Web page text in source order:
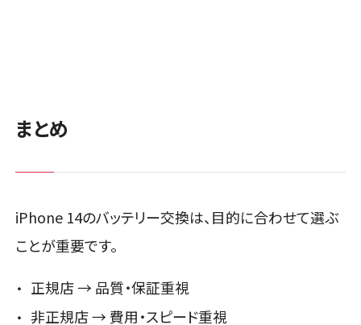
まとめ
iPhone 14のバッテリー交換は、目的に合わせて選ぶ
ことが重要です。
正規店 → 品質・保証重視
非正規店 → 費用・スピード重視